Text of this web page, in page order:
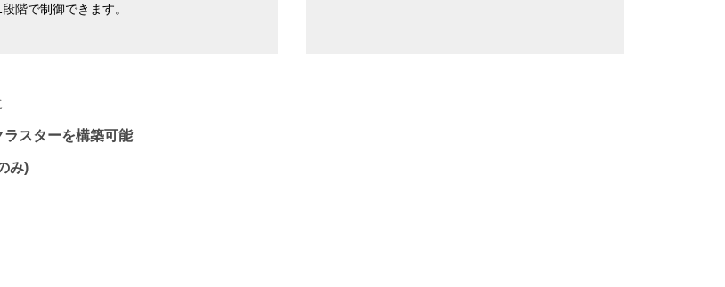
段階で制御できます。
スターを構築可能
み)